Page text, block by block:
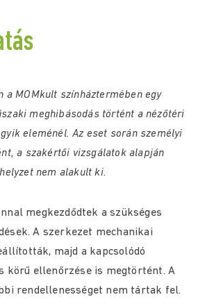
a MOMkult színháztermében egy
meghibásodás történt a nézőtéri
eleménél. Az eset során személyi
a szakértői vizsgálatok alapján
nem alakult ki.
megkezdődtek a szükséges
A szerkezet mechanikai
majd a kapcsolódó
körű ellenőrzése is megtörtént. A
rendellenességet nem tártak fel.